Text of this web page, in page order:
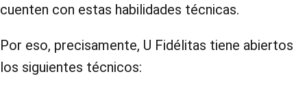
cuenten con estas habilidades técnicas.
Por eso, precisamente, U Fidélitas tiene abiertos
los siguientes técnicos: